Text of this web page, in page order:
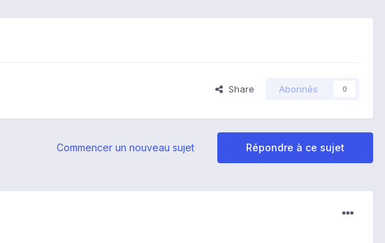
Share Abonnés 0
Répondre à ce sujet
Commencer un nouveau sujet